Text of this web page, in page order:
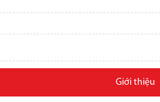
Giới thiệu